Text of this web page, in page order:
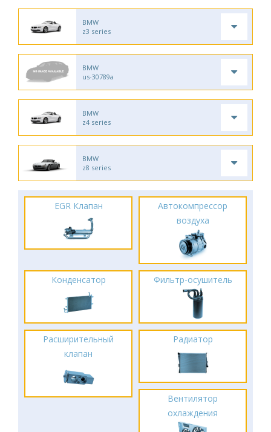
BMW
z3 series
BMW
us-30789a
BMW
z4 series
BMW
z8 series
EGR Клапан
Автокомпрессор
воздуха
Конденсатор Фильтр-осушитель
Расширительный
клапан
Радиатор
Вентилятор
охлаждения